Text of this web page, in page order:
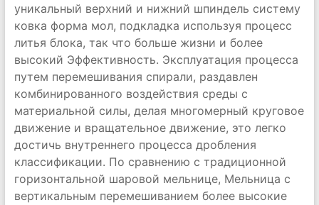
уникальный верхний и нижний шпиндель систему
ковка форма мол, подкладка используя процесс
литья блока, так что больше жизни и более
высокий Эффективность. Эксплуатация процесса
путем перемешивания спирали, раздавлен
комбинированного воздействия среды с
материальной силы, делая многомерный круговое
движение и вращательное движение, это легко
достичь внутреннего процесса дробления
классификации. По сравнению с традиционной
горизонтальной шаровой мельнице, Мельница с
вертикальным перемешиванием более высокие